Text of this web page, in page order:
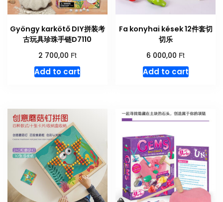
Gyöngy karkötő DIY拼装考
古玩具珍珠手链D7110
2 700,00 Ft
Add to cart
Fa konyhai kések 12件套切
切乐
6 000,00 Ft
Add to cart